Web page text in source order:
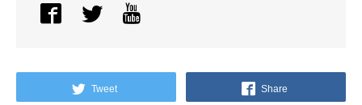
Tweet Share